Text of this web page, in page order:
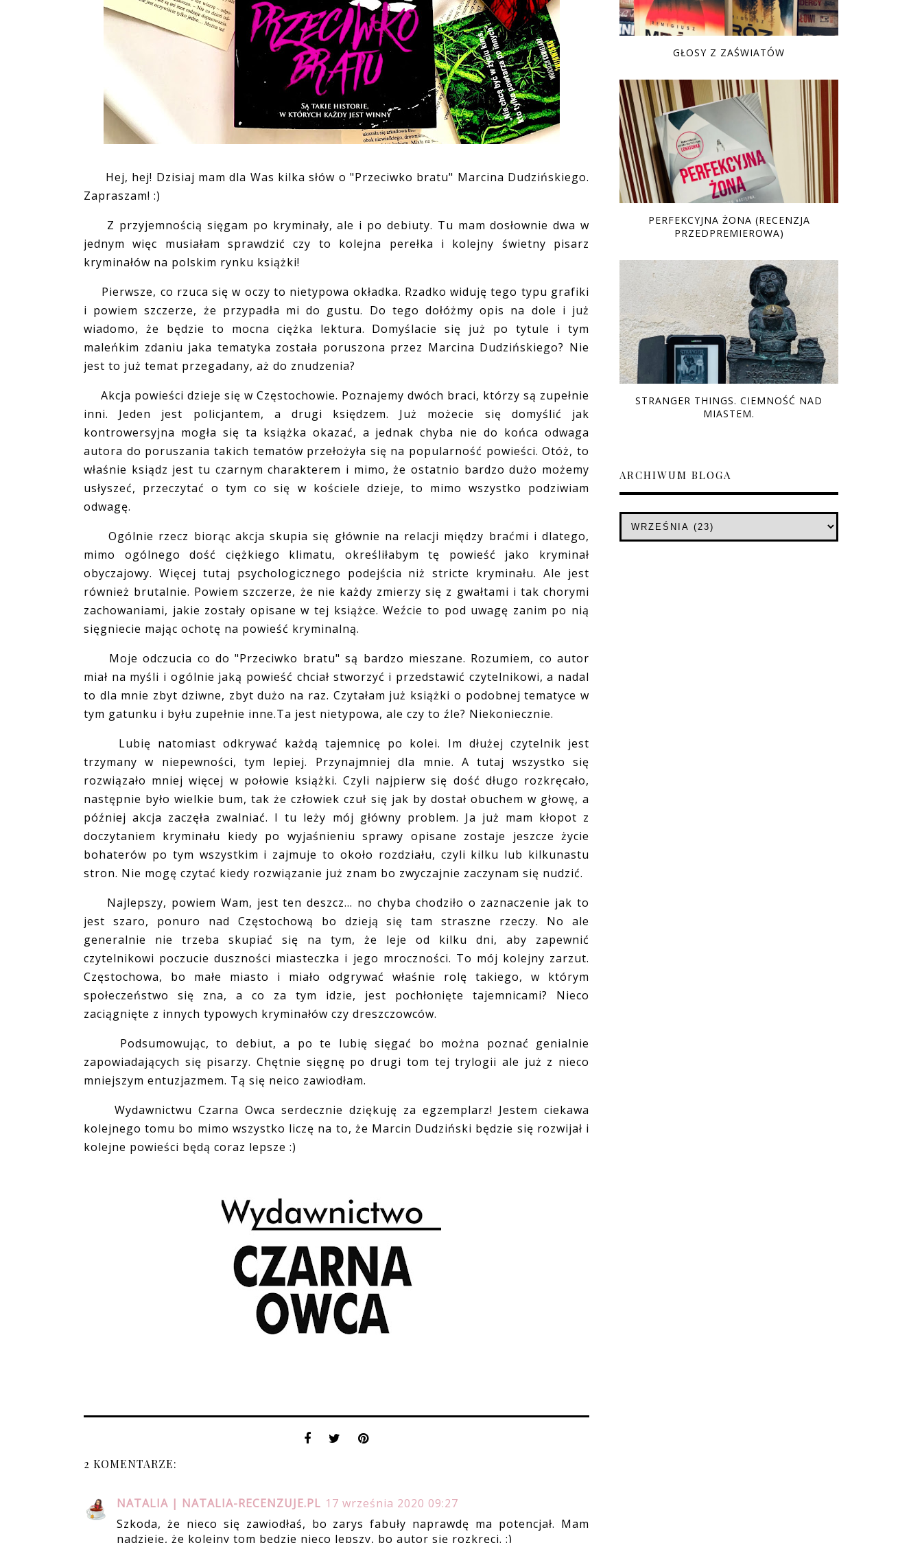
Hej, hej! Dzisiaj mam dla Was kilka słów o "Przeciwko bratu" Marcina Dudzińskiego.
Zapraszam! :)
Z przyjemnością sięgam po kryminały, ale i po debiuty. Tu mam dosłownie dwa w
jednym więc musiałam sprawdzić czy to kolejna perełka i kolejny świetny pisarz
kryminałów na polskim rynku książki!
Pierwsze, co rzuca się w oczy to nietypowa okładka. Rzadko widuję tego typu grafiki
i powiem szczerze, że przypadła mi do gustu. Do tego dołóżmy opis na dole i już
wiadomo, że będzie to mocna ciężka lektura. Domyślacie się już po tytule i tym
maleńkim zdaniu jaka tematyka została poruszona przez Marcina Dudzińskiego? Nie
jest to już temat przegadany, aż do znudzenia?
Akcja powieści dzieje się w Częstochowie. Poznajemy dwóch braci, którzy są zupełnie
inni. Jeden jest policjantem, a drugi księdzem. Już możecie się domyślić jak
kontrowersyjna mogła się ta książka okazać, a jednak chyba nie do końca odwaga
autora do poruszania takich tematów przełożyła się na popularność powieści. Otóż, to
właśnie ksiądz jest tu czarnym charakterem i mimo, że ostatnio bardzo dużo możemy
usłyszeć, przeczytać o tym co się w kościele dzieje, to mimo wszystko podziwiam
odwagę.
Ogólnie rzecz biorąc akcja skupia się głównie na relacji między braćmi i dlatego,
mimo ogólnego dość ciężkiego klimatu, określiłabym tę powieść jako kryminał
obyczajowy. Więcej tutaj psychologicznego podejścia niż stricte kryminału. Ale jest
również brutalnie. Powiem szczerze, że nie każdy zmierzy się z gwałtami i tak chorymi
zachowaniami, jakie zostały opisane w tej książce. Weźcie to pod uwagę zanim po nią
sięgniecie mając ochotę na powieść kryminalną.
Moje odczucia co do "Przeciwko bratu" są bardzo mieszane. Rozumiem, co autor
miał na myśli i ogólnie jaką powieść chciał stworzyć i przedstawić czytelnikowi, a nadal
to dla mnie zbyt dziwne, zbyt dużo na raz. Czytałam już książki o podobnej tematyce w
tym gatunku i byłu zupełnie inne.Ta jest nietypowa, ale czy to źle? Niekoniecznie.
Lubię natomiast odkrywać każdą tajemnicę po kolei. Im dłużej czytelnik jest
trzymany w niepewności, tym lepiej. Przynajmniej dla mnie. A tutaj wszystko się
rozwiązało mniej więcej w połowie książki. Czyli najpierw się dość długo rozkręcało,
następnie było wielkie bum, tak że człowiek czuł się jak by dostał obuchem w głowę, a
później akcja zaczęła zwalniać. I tu leży mój główny problem. Ja już mam kłopot z
doczytaniem kryminału kiedy po wyjaśnieniu sprawy opisane zostaje jeszcze życie
bohaterów po tym wszystkim i zajmuje to około rozdziału, czyli kilku lub kilkunastu
stron. Nie mogę czytać kiedy rozwiązanie już znam bo zwyczajnie zaczynam się nudzić.
Najlepszy, powiem Wam, jest ten deszcz... no chyba chodziło o zaznaczenie jak to
jest szaro, ponuro nad Częstochową bo dzieją się tam straszne rzeczy. No ale
generalnie nie trzeba skupiać się na tym, że leje od kilku dni, aby zapewnić
czytelnikowi poczucie duszności miasteczka i jego mroczności. To mój kolejny zarzut.
Częstochowa, bo małe miasto i miało odgrywać właśnie rolę takiego, w którym
społeczeństwo się zna, a co za tym idzie, jest pochłonięte tajemnicami? Nieco
zaciągnięte z innych typowych kryminałów czy dreszczowców.
Podsumowując, to debiut, a po te lubię sięgać bo można poznać genialnie
zapowiadających się pisarzy. Chętnie sięgnę po drugi tom tej trylogii ale już z nieco
mniejszym entuzjazmem. Tą się neico zawiodłam.
Wydawnictwu Czarna Owca serdecznie dziękuję za egzemplarz! Jestem ciekawa
kolejnego tomu bo mimo wszystko liczę na to, że Marcin Dudziński będzie się rozwijał i
kolejne powieści będą coraz lepsze :)
2 KOMENTARZE:
NATALIA | NATALIA-RECENZUJE.PL 17 września 2020 09:27
Szkoda, że nieco się zawiodłaś, bo zarys fabuły naprawdę ma potencjał. Mam
nadzieję, że kolejny tom będzie nieco lepszy, bo autor się rozkręci. :)
GŁOSY Z ZAŚWIATÓW
PERFEKCYJNA ŻONA (RECENZJA
PRZEDPREMIEROWA)
STRANGER THINGS. CIEMNOŚĆ NAD
MIASTEM.
ARCHIWUM BLOGA